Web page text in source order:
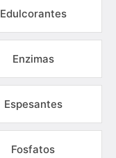
Edulcorantes
Enzimas
Espesantes
Fosfatos